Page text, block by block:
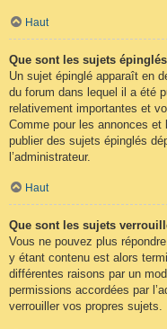
Haut
Que sont les sujets
Un sujet épinglé apparaît en
du forum dans lequel il a été
relativement importantes et
Comme pour les annonces
publier des sujets épinglés
l’administrateur.
Haut
Que sont les sujets
Vous ne pouvez plus
y étant contenu est alors
différentes raisons par un
permissions accordées par
verrouiller vos propres sujets.